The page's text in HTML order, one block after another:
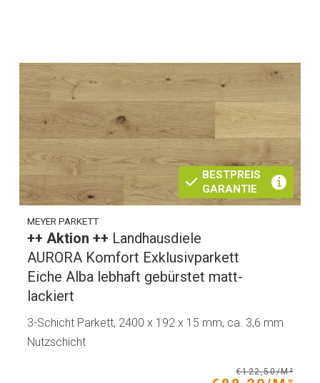
BESTPREIS
GARANTIE
MEYER PARKETT
++ Aktion ++ Landhausdiele
AURORA Komfort Exklusivparkett
Eiche Alba lebhaft gebürstet matt-
lackiert
3-Schicht Parkett, 2400 x 192 x 15 mm, ca. 3,6 mm
Nutzschicht
€122,50/M²